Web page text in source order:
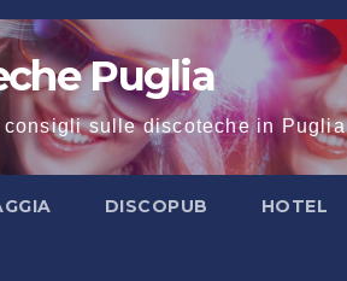
Puglia
sulle discoteche in Puglia
DISCOPUB HOTEL